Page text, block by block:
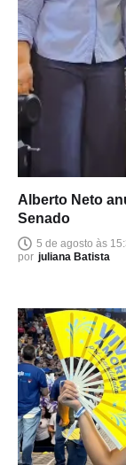
Alberto Neto
Senado
5 de agosto às
por juliana Batista